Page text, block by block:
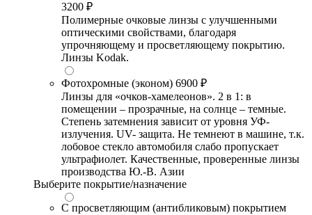
3200 ₽
Полимерные очковые линзы с улучшенными
оптическими свойствами, благодаря
упрочняющему и просветляющему покрытию.
Линзы Kodak.
Фотохромные (эконом) 6900 ₽
Линзы для «очков-хамелеонов». 2 в 1: в
помещении – прозрачные, на солнце – темные.
Степень затемнения зависит от уровня УФ-
излучения. UV- защита. Не темнеют в машине, т.к.
лобовое стекло автомобиля слабо пропускает
ультрафиолет. Качественные, проверенные линзы
производства Ю.-В. Азии
Выберите покрытие/назначение
С просветляющим (антибликовым) покрытием